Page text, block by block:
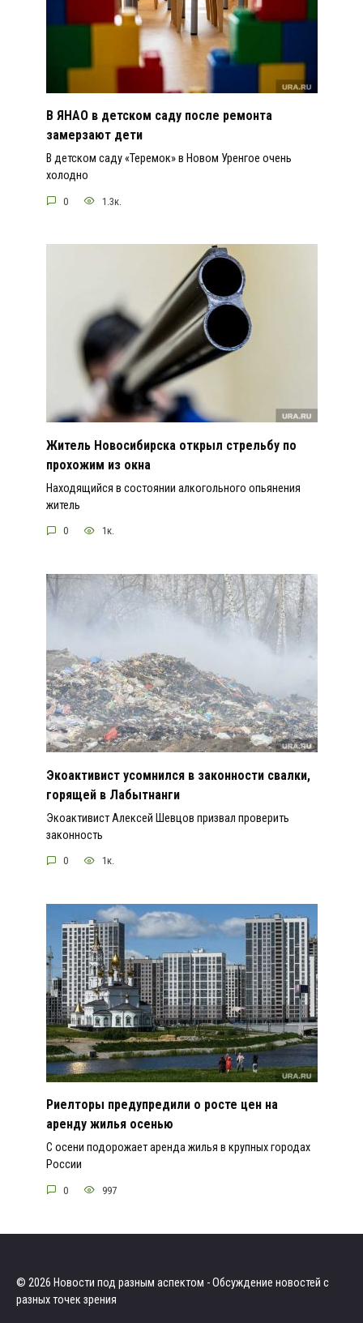
В ЯНАО в детском саду после ремонта
замерзают дети
В детском саду «Теремок» в Новом Уренгое очень
холодно
0 1.3к.
Житель Новосибирска открыл стрельбу по
прохожим из окна
Находящийся в состоянии алкогольного опьянения
житель
0 1к.
Экоактивист усомнился в законности свалки,
горящей в Лабытнанги
Экоактивист Алексей Шевцов призвал проверить
законность
0 1к.
Риелторы предупредили о росте цен на
аренду жилья осенью
С осени подорожает аренда жилья в крупных городах
России
0 997
© 2026 Новости под разным аспектом - Обсуждение новостей с
разных точек зрения